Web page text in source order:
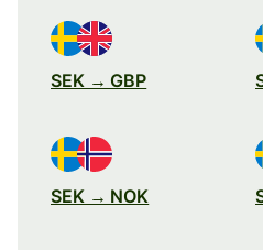
SEK → GBP
SEK → NOK